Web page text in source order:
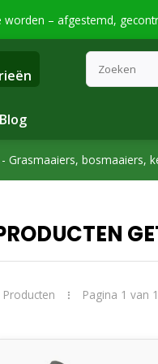
– afgestemd,
Blog
bosmaaiers,
Producten Pagina 1 van 1